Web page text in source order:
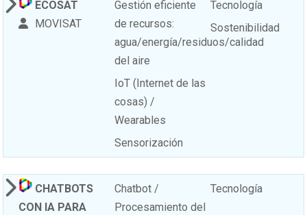
ECOSAT
MOVISAT
Gestión eficiente
de recursos:
agua/energía/residuos/calidad
del aire
IoT (Internet de las
cosas) /
Wearables
Sensorización
Tecnología
Sostenibilidad
CHATBOTS
CON IA PARA
Chatbot /
Procesamiento del
Tecnología